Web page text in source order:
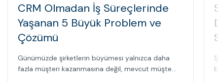
CRM Olmadan İş Süreçlerinde
Yaşanan 5 Büyük Problem ve
Çözümü
Günümüzde şirketlerin büyümesi yalnızca daha
fazla müşteri kazanmasına değil, mevcut müşte...